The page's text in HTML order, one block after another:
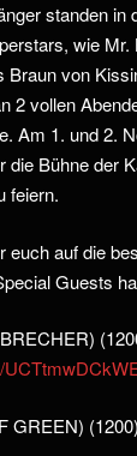
standen in
wie
von
2 vollen
Am 1. und 2.
Bühne der
feiern.
auf die
Guests